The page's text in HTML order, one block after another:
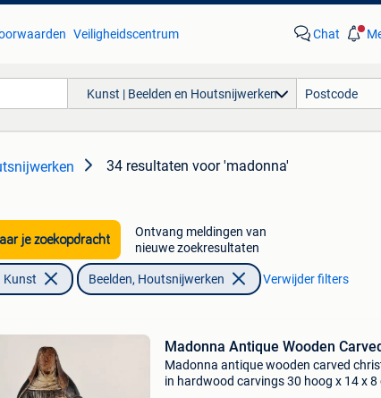
Veiligheidscentrum Chat
Kunst | Beelden en Houtsnijwerken
34 resultaten voor 'madonna'
je zoekopdracht
Ontvang meldingen van
nieuwe zoekresultaten
Kunst Beelden, Houtsnijwerken Verwijder filters
Madonna Antique Wooden
Madonna antique wooden carved
in hardwood carvings 30 hoog x 14 x